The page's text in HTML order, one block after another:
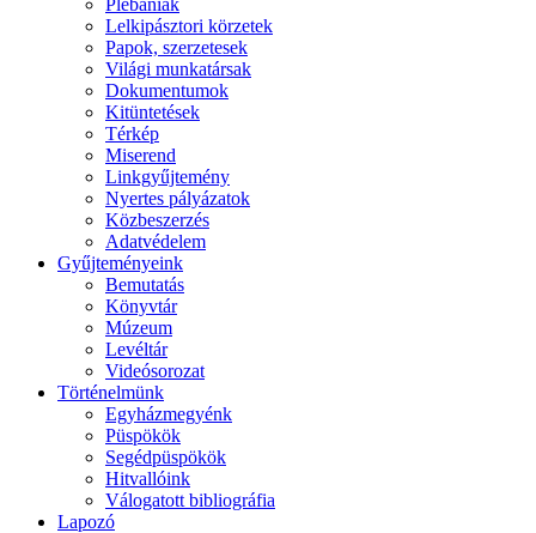
Plébániák
Lelkipásztori körzetek
Papok, szerzetesek
Világi munkatársak
Dokumentumok
Kitüntetések
Térkép
Miserend
Linkgyűjtemény
Nyertes pályázatok
Közbeszerzés
Adatvédelem
Gyűjteményeink
Bemutatás
Könyvtár
Múzeum
Levéltár
Videósorozat
Történelmünk
Egyházmegyénk
Püspökök
Segédpüspökök
Hitvallóink
Válogatott bibliográfia
Lapozó